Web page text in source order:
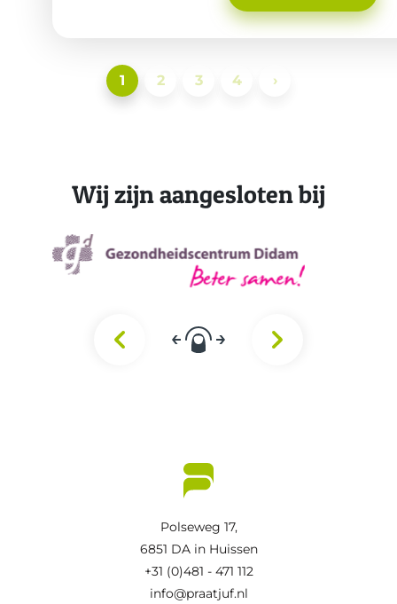
1 2 3 4 ›
Wij zijn aangesloten bij
Polseweg 17,
6851 DA in Huissen
+31 (0)481 - 471 112
info@praatjuf.nl